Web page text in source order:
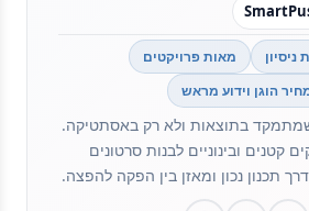
מאות פרויקטים
הוגן וידוע מראש
שמתמקד בתוצאות ולא רק באסתטיקה.
קטנים ובינוניים לבנות סרטונים
תכנון נכון ומאזן בין הפקה להפצה.